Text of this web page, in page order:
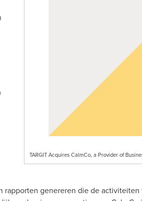
TARGIT Acquires CalmCo, a Provider of
rapporten genereren die de